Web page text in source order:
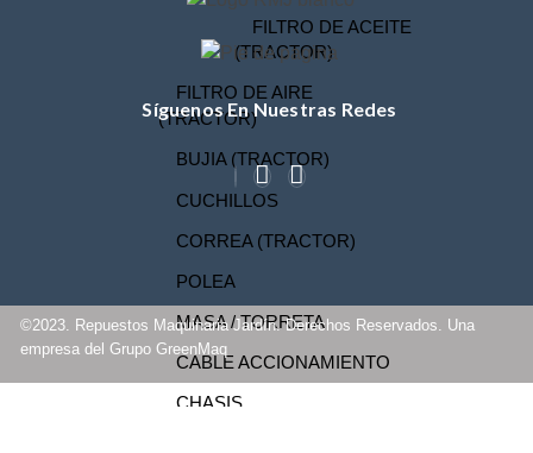
FILTRO DE ACEITE
(TRACTOR)
FILTRO DE AIRE
(TRACTOR)
BUJIA (TRACTOR)
CUCHILLOS
CORREA (TRACTOR)
POLEA
MASA / TORRETA
CABLE ACCIONAMIENTO
CHASIS
Síguenos En Nuestras Redes
©2023. Repuestos Maquinaria Jardín. Derechos Reservados. Una
empresa del Grupo GreenMaq